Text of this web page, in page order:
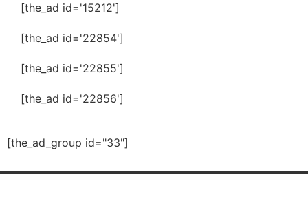
[the_ad id='15212']
[the_ad id='22854']
[the_ad id='22855']
[the_ad id='22856']
[the_ad_group id="33"]